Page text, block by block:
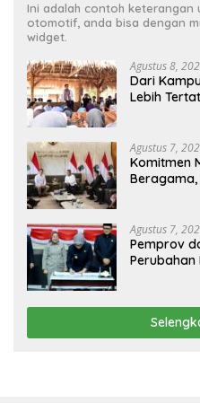
Ini adalah contoh keterangan
otomotif, anda bisa dengan
widget.
Agustus 8,
Dari
Lebih
Agustus 7,
Komitmen
Agustus 7,
Pemprov
Perubahan